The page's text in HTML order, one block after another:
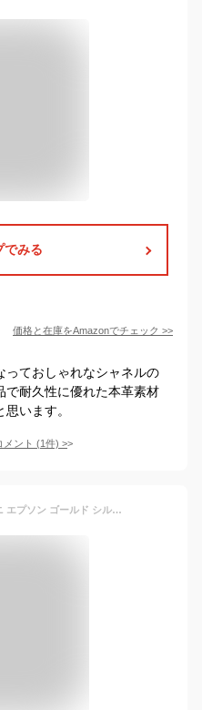
でみる
価格と在庫をAmazonでチェック >>
っておしゃれなシャネルの
で耐久性に優れた本革素材
います。
ント (1件) >
【新品】 エルメス ベアン ミニ エプソン ゴールド シルバー金具 二つ折り財布 エルメス 財布 HERMES エルメス ミニ財布 レディース メンズ 本革 ブラウン 2つ折り コンパクトウォレット ミニウォレット コンパクト財布 Hロゴ ブランド プレゼント